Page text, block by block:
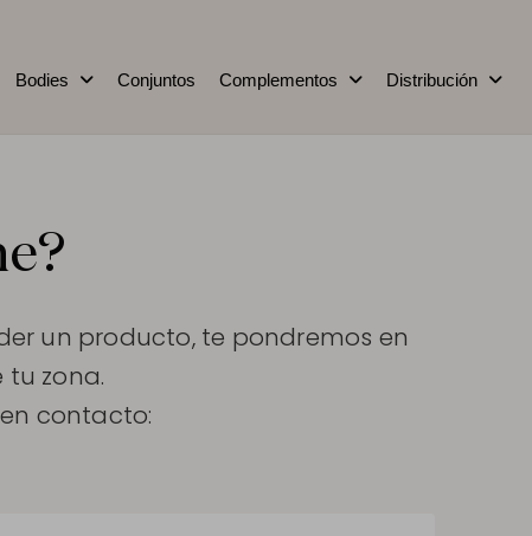
Bodies Conjuntos Complementos Distribución
un producto, te pondremos en
zona.
contacto: